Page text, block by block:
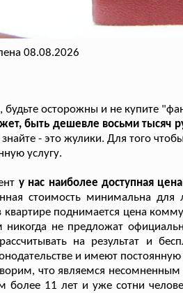
08.08.2026
осторожны и не купите
быть дешевле восьми тысяч
- это жулики. Для того
услугу.
у нас наиболее доступная
стоимость минимальна
поднимается цена
никогда не предложат
на результат и
и имеют
что являемся
более 11 лет и уже сотни